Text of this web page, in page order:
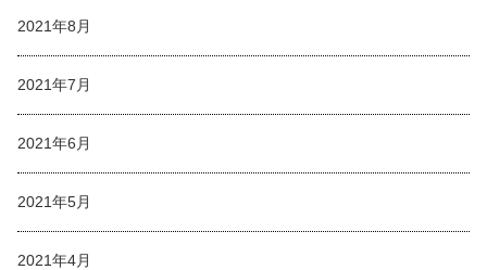
2021年8月
2021年7月
2021年6月
2021年5月
2021年4月